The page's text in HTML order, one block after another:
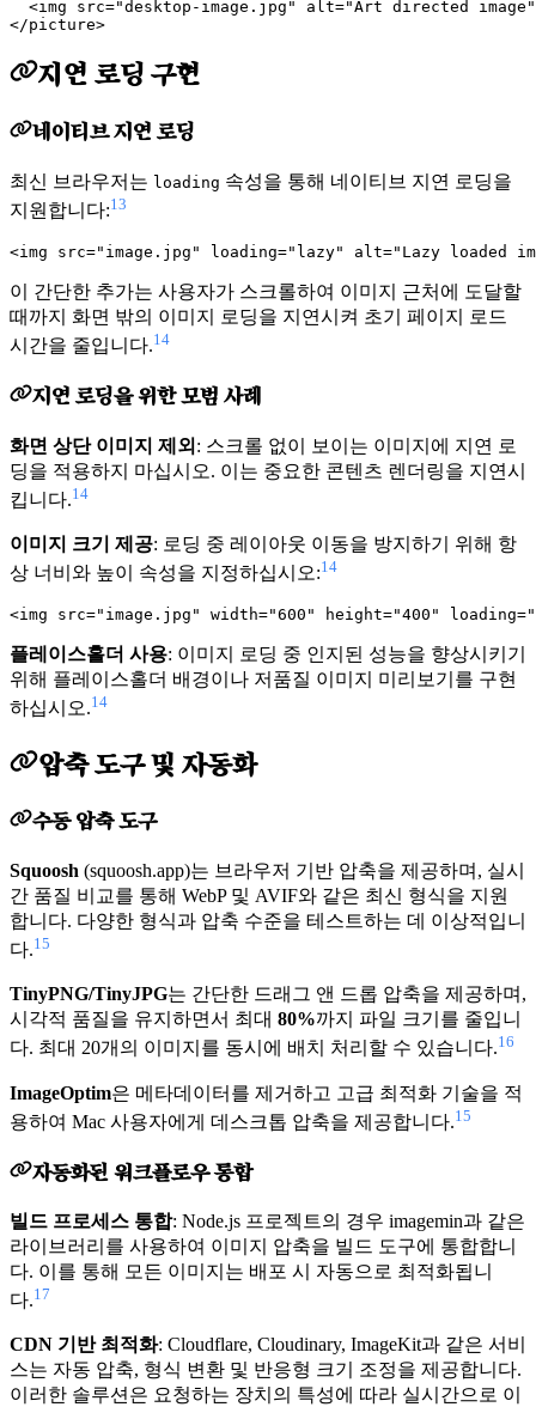
<img src="desktop-image.jpg" alt="Art directed
지연 로딩 구현
네이티브 지연 로딩
최신 브라우저는 loading 속성을 통해 네이티브 지연 로딩을
지원합니다:13
이 간단한 추가는 사용자가 스크롤하여 이미지 근처에 도달할
때까지 화면 밖의 이미지 로딩을 지연시켜 초기 페이지 로드
시간을 줄입니다.14
지연 로딩을 위한 모범 사례
화면 상단 이미지 제외 : 스크롤 없이 보이는 이미지에 지연 로
딩을 적용하지 마십시오. 이는 중요한 콘텐츠 렌더링을 지연시
킵니다.14
이미지 크기 제공: 로딩 중 레이아웃 이동을 방지하기 위해 항
상 너비와 높이 속성을 지정하십시오:14
플레이스홀더 사용: 이미지 로딩 중 인지된 성능을 향상시키기
위해 플레이스홀더 배경이나 저품질 이미지 미리보기를 구현
하십시오.14
압축 도구 및 자동화
수동 압축 도구
Squoosh (squoosh.app)는 브라우저 기반 압축을 제공하며, 실시
간 품질 비교를 통해 WebP 및 AVIF와 같은 최신 형식을 지원
합니다. 다양한 형식과 압축 수준을 테스트하는 데 이상적입니
다.15
TinyPNG/TinyJPG는 간단한 드래그 앤 드롭 압축을 제공하며,
시각적 품질을 유지하면서 최대 80%까지 파일 크기를 줄입니
다. 최대 20개의 이미지를 동시에 배치 처리할 수 있습니다.16
ImageOptim은 메타데이터를 제거하고 고급 최적화 기술을 적
용하여 Mac 사용자에게 데스크톱 압축을 제공합니다.15
자동화된 워크플로우 통합
빌드 프로세스 통합: Node.js 프로젝트의 경우 imagemin과 같은
라이브러리를 사용하여 이미지 압축을 빌드 도구에 통합합니
다. 이를 통해 모든 이미지는 배포 시 자동으로 최적화됩니
다.17
CDN 기반 최적화: Cloudflare, Cloudinary, ImageKit과 같은 서비
스는 자동 압축, 형식 변환 및 반응형 크기 조정을 제공합니다.
이러한 솔루션은 요청하는 장치의 특성에 따라 실시간으로 이